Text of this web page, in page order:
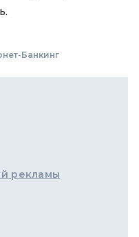
Банкинг
рекламы